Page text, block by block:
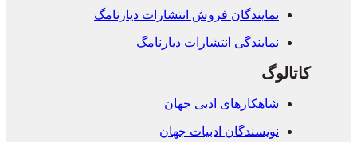
نمایندگان فروش انتشارات دیارنامگ
نمایندگی انتشارات دیارنامگ
کاتالوگ
شاهکارهای ادبی جهان
نویسندگان ادبیات جهان